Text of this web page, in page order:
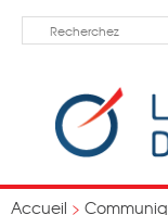
Accueil >